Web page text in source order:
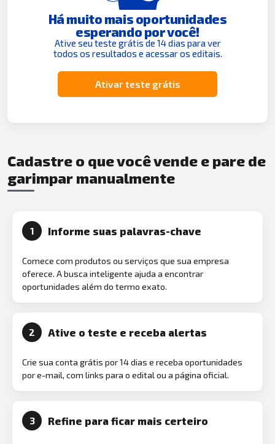
Há muito mais oportunidades
esperando por você!
Ative seu teste grátis de 14 dias para ver
todos os resultados e acessar os editais.
Ativar teste grátis
Cadastre o que você vende e pare de
garimpar manualmente
1 Informe suas palavras-chave
Comece com produtos ou serviços que sua empresa
oferece. A busca inteligente ajuda a encontrar
oportunidades além do termo exato.
2 Ative o teste e receba alertas
Crie sua conta grátis por 14 dias e receba oportunidades
por e-mail, com links para o edital ou a página oficial.
3 Refine para ficar mais certeiro